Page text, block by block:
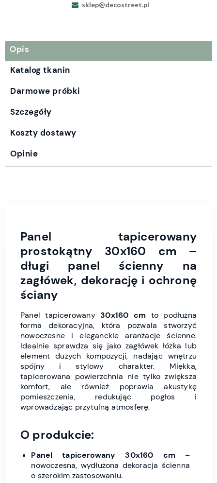
sklep@decostreet.pl
Opis
Katalog tkanin
Darmowe próbki
Szczegóły
Koszty dostawy
Opinie
Panel tapicerowany
prostokątny 30x160 cm –
długi panel ścienny na
zagłówek, dekorację i ochronę
ściany
Panel tapicerowany30x160 cm to podłużna
forma dekoracyjna, która pozwala stworzyć
nowoczesne i eleganckie aranżacje ścienne.
Idealnie sprawdza się jako zagłówek łóżka lub
element dużych kompozycji, nadając wnętrzu
spójny i stylowy charakter. Miękka,
tapicerowana powierzchnia nie tylko zwiększa
komfort, ale również poprawia akustykę
pomieszczenia, redukując pogłos i
wprowadzając przytulną atmosferę.
O produkcie:
Panel tapicerowany 30x160 cm –
nowoczesna, wydłużona dekoracja ścienna
o szerokim zastosowaniu.